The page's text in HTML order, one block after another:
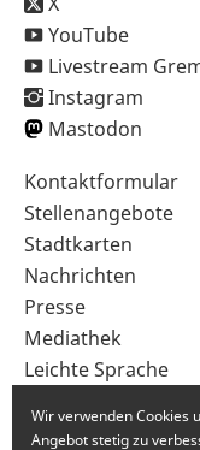
YouTube
Livestream
Instagram
Mastodon
Sekundärnavigation
im
Fußbereich
Kontaktformular
Stellenangebote
Stadtkarten
Nachrichten
Presse
Mediathek
Leichte Sprache
Wir verwenden Cookies
Angebot stetig zu